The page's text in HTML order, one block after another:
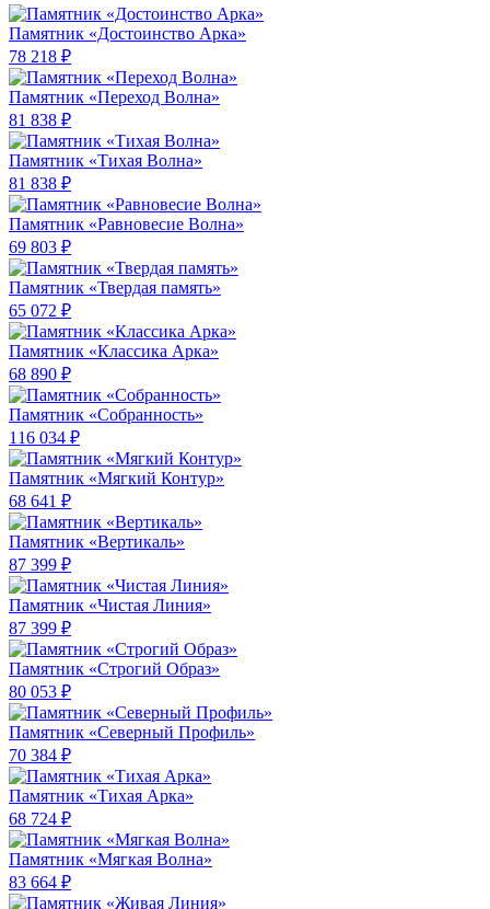
Памятник «Достоинство Арка»
78 218 ₽
Памятник «Переход Волна»
81 838 ₽
Памятник «Тихая Волна»
81 838 ₽
Памятник «Равновесие Волна»
69 803 ₽
Памятник «Твердая память»
65 072 ₽
Памятник «Классика Арка»
68 890 ₽
Памятник «Собранность»
116 034 ₽
Памятник «Мягкий Контур»
68 641 ₽
Памятник «Вертикаль»
87 399 ₽
Памятник «Чистая Линия»
87 399 ₽
Памятник «Строгий Образ»
80 053 ₽
Памятник «Северный Профиль»
70 384 ₽
Памятник «Тихая Арка»
68 724 ₽
Памятник «Мягкая Волна»
83 664 ₽